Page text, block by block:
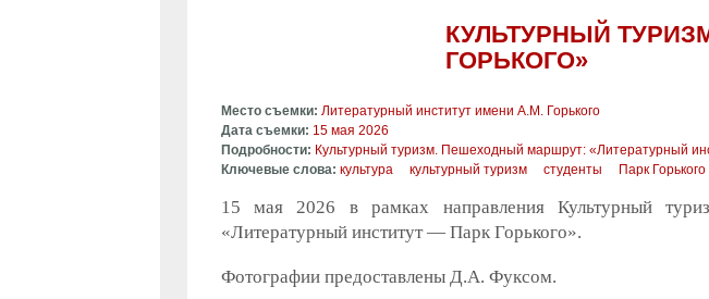
КУЛЬТУРНЫЙ
ГОРЬКОГО»
Место съемки: Литературный институт имени А.М. Горького
Дата съемки: 15 мая 2026
Подробности: Культурный туризм. Пешеходный маршрут: «Литературный
Ключевые слова: культура культурный туризм студенты Парк Горького
15 мая 2026 в рамках направления Культурный
«Литературный институт — Парк Горького».
Фотографии предоставлены Д.А. Фуксом.